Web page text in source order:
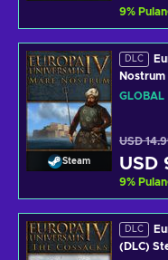
9%
Steam
DLC
Nostrum
GLOBAL
USD
USD
9%
DLC
(DLC)